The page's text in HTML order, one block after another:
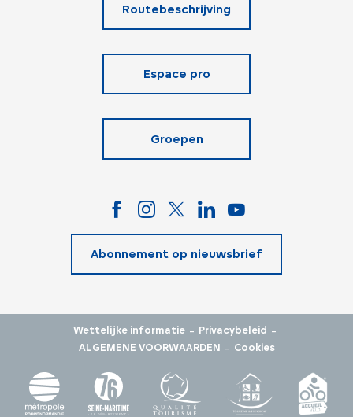
Routebeschrijving
Espace pro
Groepen
Abonnement op nieuwsbrief
Wettelijke informatie - Privacybeleid -
ALGEMENE VOORWAARDEN - Cookies